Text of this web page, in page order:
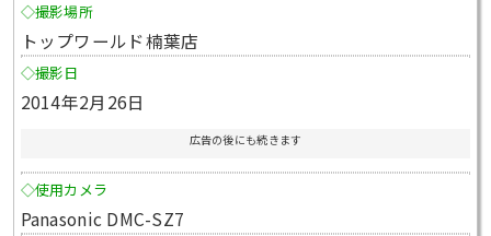
◇撮影場所
トップワールド楠葉店
◇撮影日
2014年2月26日
広告の後にも続きます
◇使用カメラ
Panasonic DMC-SZ7